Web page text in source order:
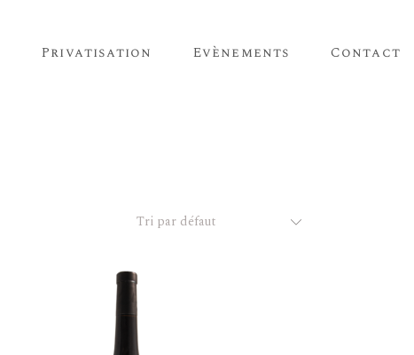
Privatisation Evènements Contact
Tri par défaut